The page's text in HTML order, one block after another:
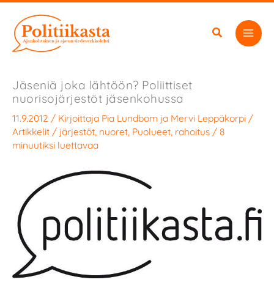
sisältöön
Jäseniä joka lähtöön? Poliittiset
nuorisojärjestöt jäsenkohussa
11.9.2012 / Kirjoittaja Pia Lundbom ja Mervi Leppäkorpi /
Artikkelit / järjestöt nuoret Puolueet rahoitus / 8
minuutiksi luettavaa